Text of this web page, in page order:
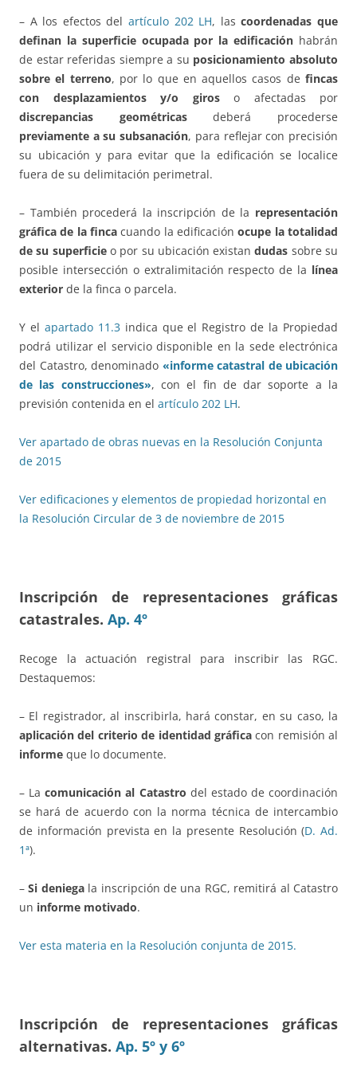
– A los efectos del artículo 202 LH, lascoordenadas que
definan la superficie ocupada por la edificación habrán
de estar referidas siempre a su posicionamiento absoluto
sobre el terreno, por lo que en aquellos casos defincas
con desplazamientos y/o giroso afectadas por
discrepancias geométricasdeberá procederse
previamente a su subsanación, para reflejar con precisión
su ubicación y para evitar que la edificación se localice
fuera de su delimitación perimetral.
– También procederá la inscripción de la representación
gráfica de la finca cuando la edificaciónocupe la totalidad
de su superficieo por su ubicación existandudas sobre su
posible intersección o extralimitación respecto de la línea
exterior de la finca o parcela.
Y el apartado 11.3 indica que el Registro de la Propiedad
podrá utilizar el servicio disponible en la sede electrónica
del Catastro, denominado «informe catastral de ubicación
de las construcciones», con el fin de dar soporte a la
previsión contenida en el artículo 202 LH.
Ver apartado de obras nuevas en la Resolución Conjunta
de 2015
Ver edificaciones y elementos de propiedad horizontal en
la Resolución Circular de 3 de noviembre de 2015
Inscripción de representaciones gráficas
catastrales. Ap. 4º
Recoge la actuación registral para inscribir las RGC.
Destaquemos:
– El registrador, al inscribirla, hará constar, en su caso, la
aplicación del criterio de identidad gráficacon remisión al
informe que lo documente.
– Lacomunicación al Catastro del estado de coordinación
se hará de acuerdo con la norma técnica de intercambio
de información prevista en la presente Resolución (D. Ad.
1ª).
–Si deniegala inscripción de una RGC, remitirá al Catastro
un informe motivado.
Ver esta materia en la Resolución conjunta de 2015.
Inscripción de representaciones gráficas
alternativas. Ap. 5º y 6º